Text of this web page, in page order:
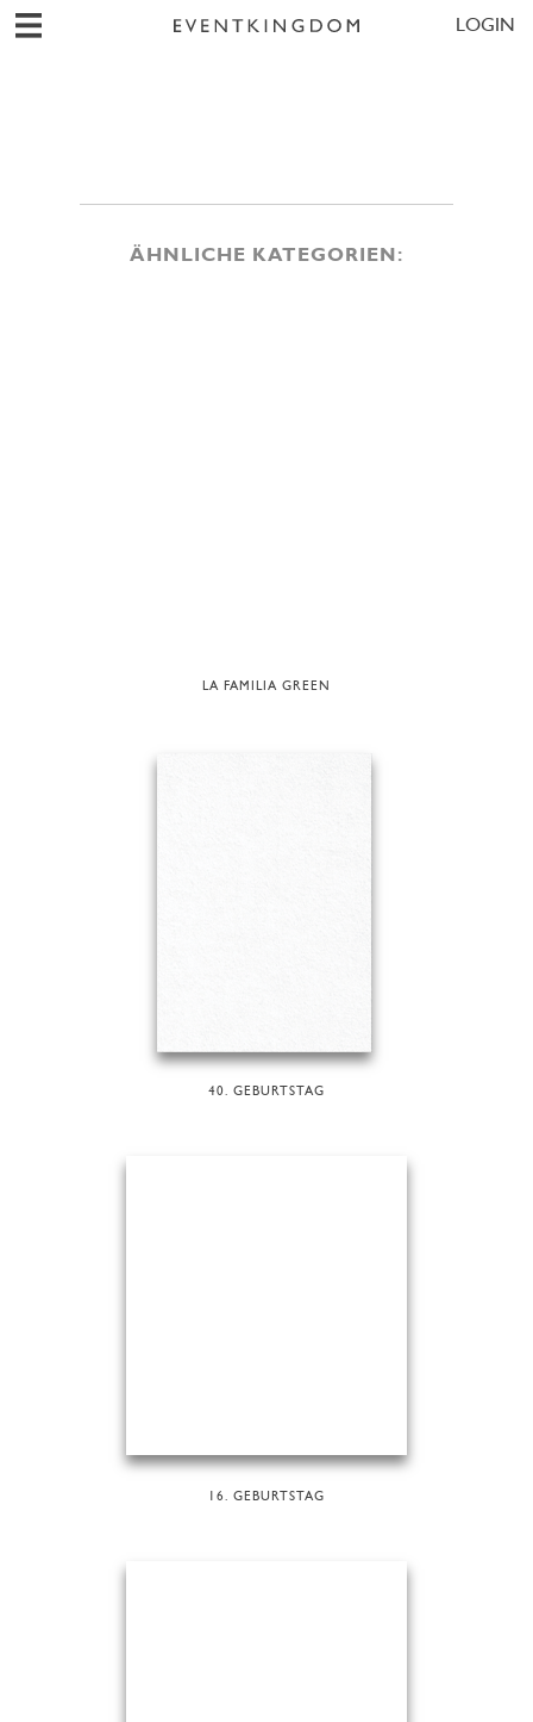
LOGIN
ÄHNLICHE KATEGORIEN:
LA FAMILIA GREEN
40. GEBURTSTAG
16. GEBURTSTAG